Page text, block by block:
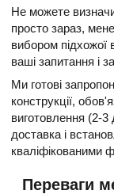
Не можете
просто зараз,
вибором підхожої
ваші запитання і
Ми готові
конструкції,
виготовлення (2-
доставка і
кваліфікованими
Переваги